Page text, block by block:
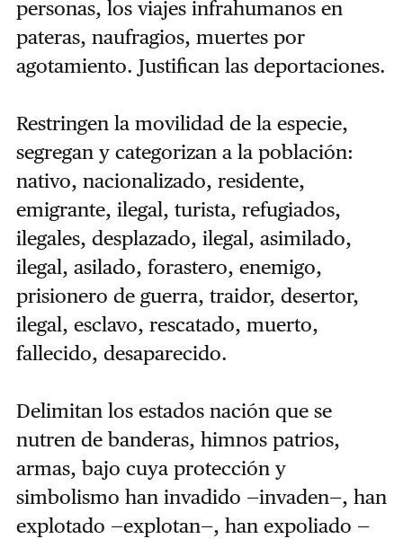
personas, los viajes infrahumanos en
pateras, naufragios, muertes por
agotamiento. Justifican las deportaciones.
Restringen la movilidad de la especie,
segregan y categorizan a la población:
nativo, nacionalizado, residente,
emigrante, ilegal, turista, refugiados,
ilegales, desplazado, ilegal, asimilado,
ilegal, asilado, forastero, enemigo,
prisionero de guerra, traidor, desertor,
ilegal, esclavo, rescatado, muerto,
fallecido, desaparecido.
Delimitan los estados nación que se
nutren de banderas, himnos patrios,
armas, bajo cuya protección y
simbolismo han invadido —invaden—, han
explotado —explotan—, han expoliado —